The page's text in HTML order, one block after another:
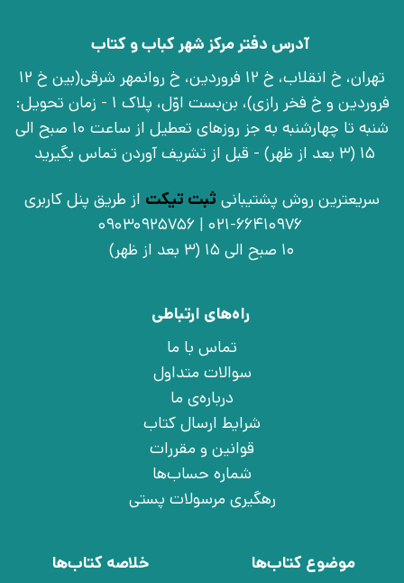
آدرس دفتر مرکز شهر کباب و کتاب
تهران، خ انقلاب، خ 12 فروردین، خ روانمهر شرقی(بین خ 12
فروردین و خ فخر رازی)، بن‌بست اوّل، پلاک 1 - زمان تحویل:
شنبه تا چهارشنبه به جز روزهای تعطیل از ساعت 10 صبح الی
15 (3 بعد از ظهر) - قبل از تشریف آوردن تماس بگیرید
سریعترین روش پشتیبانی ثبت تیکت از طریق پنل کاربری
021-66410976 | 09030925756
10 صبح الی 15 (3 بعد از ظهر)
راه‌های ارتباطی
تماس با ما
سوالات متداول
درباره‌ی ما
شرایط ارسال کتاب
قوانین و مقررات
شماره حساب‌ها
رهگیری مرسولات پستی
موضوع کتاب‌ها
خلاصه کتاب‌ها